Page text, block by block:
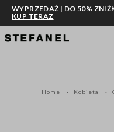
PRZEJDŹ DO GŁÓWNEJ TREŚCI
WYPRZEDAŻ | DO 50%
KUP TERAZ
Home Kobieta